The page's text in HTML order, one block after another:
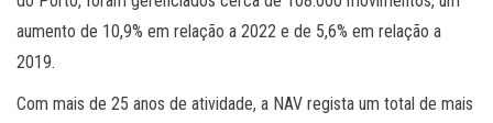
aumento de 10,9% em relação a 2022 e de 5,6% em relação a
2019.
Com mais de 25 anos de atividade, a NAV regista um total de mais